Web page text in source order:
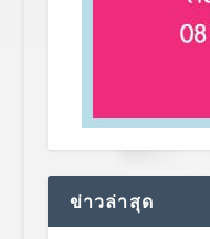
ข่าวล่าสุด